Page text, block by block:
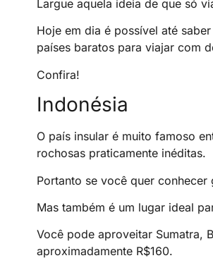
Largue aquela ideia de que só
Hoje em dia é possível até saber
países baratos para viajar com
Confira!
Indonésia
O país insular é muito famoso
rochosas praticamente inéditas.
Portanto se você quer
Mas também é um lugar ideal
Você pode aproveitar Sumatra,
aproximadamente R$160.